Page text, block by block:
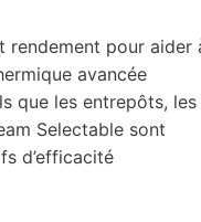
rendement pour aider
avancée
que les entrepôts, les
Selectable sont
d’efficacité